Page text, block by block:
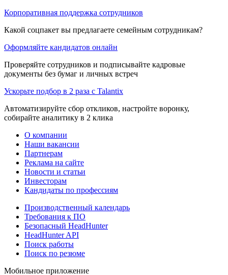
Корпоративная поддержка сотрудников
Какой соцпакет вы предлагаете семейным сотрудникам?
Оформляйте кандидатов онлайн
Проверяйте сотрудников и подписывайте кадровые
документы без бумаг и личных встреч
Ускорьте подбор в 2 раза с Talantix
Автоматизируйте сбор откликов, настройте воронку,
собирайте аналитику в 2 клика
О компании
Наши вакансии
Партнерам
Реклама на сайте
Новости и статьи
Инвесторам
Кандидаты по профессиям
Производственный календарь
Требования к ПО
Безопасный HeadHunter
HeadHunter API
Поиск работы
Поиск по резюме
Мобильное приложение